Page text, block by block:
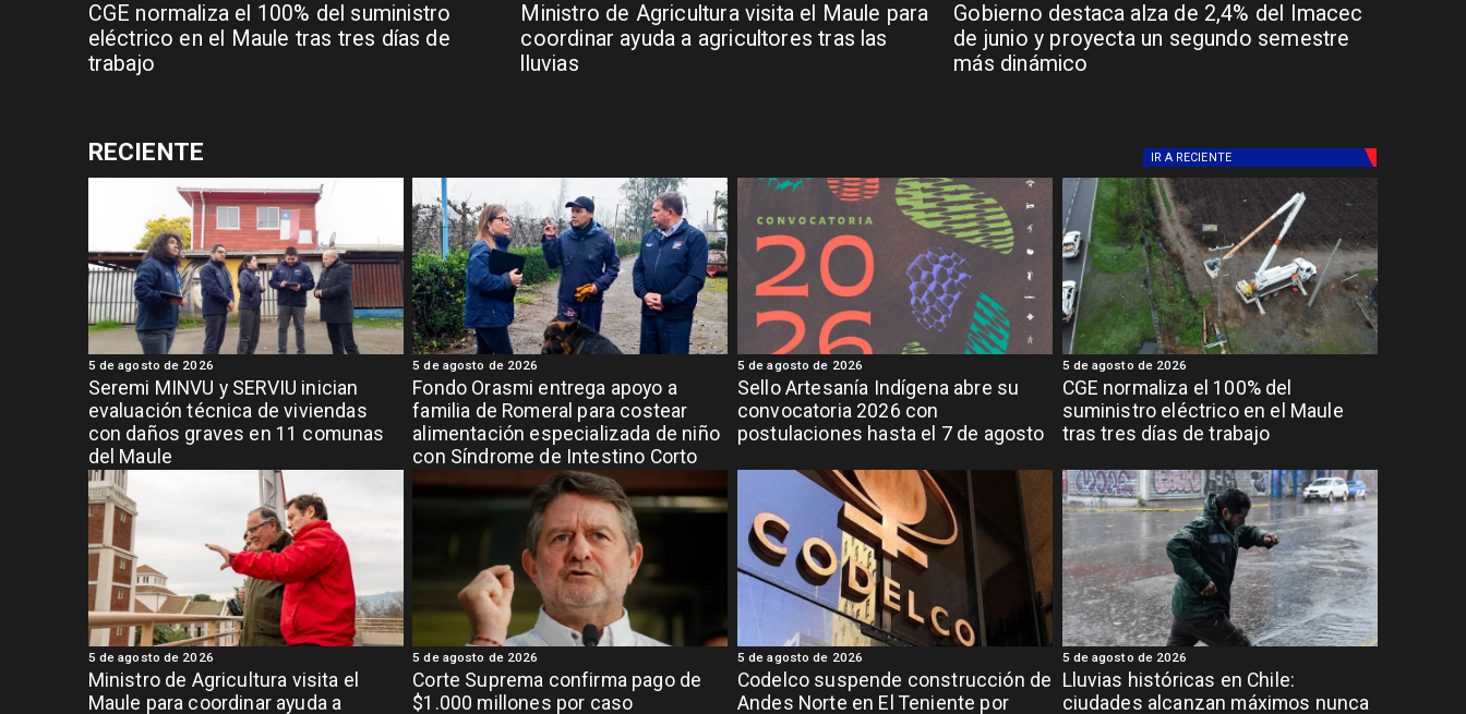
CGE normaliza el 100% del suministro
eléctrico en el Maule tras tres días de
trabajo
Ministro de Agricultura visita el Maule para
coordinar ayuda a agricultores tras las
lluvias
Gobierno destaca alza de 2,4% del Imacec
de junio y proyecta un segundo semestre
más dinámico
RECIENTE IR A RECIENTE
Seremi MINVU y SERVIU inician
evaluación técnica de viviendas
con daños graves en 11 comunas
del Maule
5 de agosto de 2026
Fondo Orasmi entrega apoyo a
familia de Romeral para costear
alimentación especializada de niño
con Síndrome de Intestino Corto
5 de agosto de 2026
Sello Artesanía Indígena abre su
convocatoria 2026 con
postulaciones hasta el 7 de agosto
5 de agosto de 2026
CGE normaliza el 100% del
suministro eléctrico en el Maule
tras tres días de trabajo
5 de agosto de 2026
Ministro de Agricultura visita el
Maule para coordinar ayuda a
5 de agosto de 2026
Corte Suprema confirma pago de
$1.000 millones por caso
5 de agosto de 2026
Codelco suspende construcción de
Andes Norte en El Teniente por
5 de agosto de 2026
Lluvias históricas en Chile:
ciudades alcanzan máximos nunca
5 de agosto de 2026